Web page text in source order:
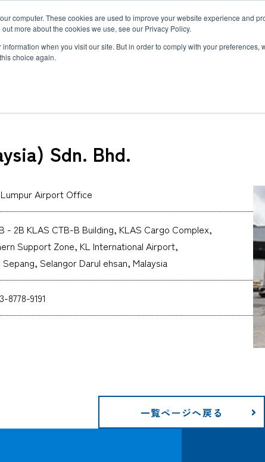
computer. These cookies are used to improve your website experience and
more about the cookies we use, see our Privacy Policy.
information when you visit our site. But in order to comply with your preferences,
choice again.
MLG BLOG
半導体関連・精密機器輸送
国際海上輸送
MLGのLCLサービス
複合一貫輸送
カーボンインセット
MCS
サステナビリティ
Innovation
企業情報
企業概要・沿革
ダイバーシティ
Sdn. Bhd.
Lumpur Airport Office
- 2B KLAS CTB-B Building, KLAS Cargo Complex,
Support Zone, KL International Airport,
Sepang, Selangor Darul ehsan, Malaysia
8778-9191
一覧ページへ戻る